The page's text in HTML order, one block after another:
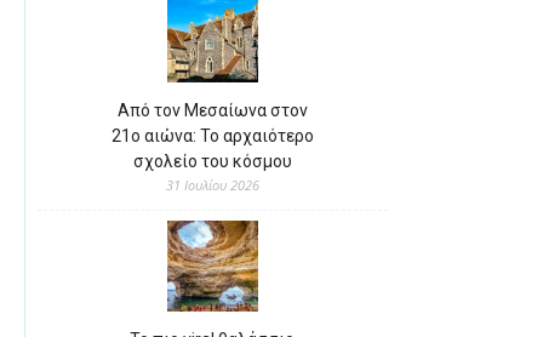
Από τον Μεσαίωνα στον
21ο αιώνα: Το αρχαιότερο
σχολείο του κόσμου
31 Ιουλίου 2026